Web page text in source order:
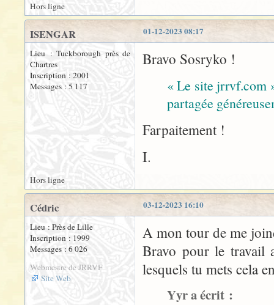
Hors ligne
01-12-2023 08:17
ISENGAR
Lieu : Tuckborough près de
Chartres
Inscription : 2001
Messages : 5 117
Bravo Sosryko !
« Le site jrrvf.com
partagée
Farpaitement !
I.
Hors ligne
03-12-2023 16:10
Cédric
Lieu : Près de Lille
Inscription : 1999
Messages : 6 026
Webmestre de JRRVF
Site Web
A mon tour de me
Bravo pour le travail
lesquels tu mets cela
Yyr a écrit :